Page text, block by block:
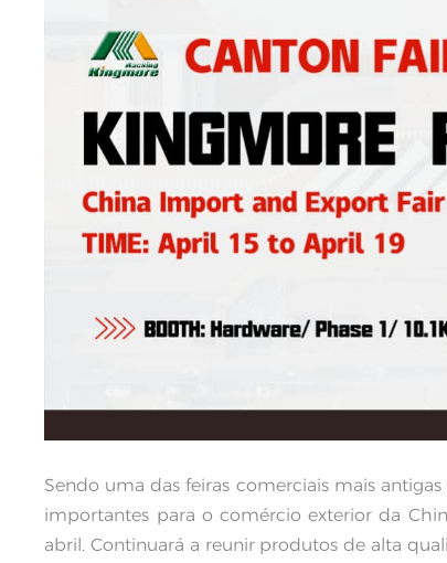
Sendo uma das feiras comerciais mais
importantes para o comércio exterior da
abril. Continuará a reunir produtos de alta